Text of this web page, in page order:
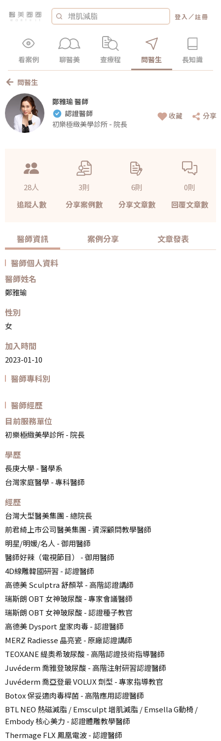
登入 ／註冊
看案例 聊醫美 查療程 問醫生 長知識
問醫生
鄭雅瑜 醫師
認證醫師
初樂極緻美學診所 - 院長
收藏 分享
28人
追蹤人數
3則
分享案例數
6則
分享文章數
0則
回覆文章數
醫師資訊 案例分享 文章發表
醫師個人資料
醫師姓名
鄭雅瑜
性別
女
加入時間
2023-01-10
醫師專科別
醫師經歷
目前服務單位
初樂極緻美學診所 - 院長
學歷
長庚大學 - 醫學系
台灣家庭醫學 - 專科醫師
經歷
台灣大型醫美集團 - 總院長
前君綺上市公司醫美集團 - 資深顧問教學醫師
明星/明媛/名人 - 御用醫師
醫師好辣（電視節目） - 御用醫師
4D線雕韓國研習 - 認證醫師
高德美 Sculptra 舒顏萃 - 高階認證講師
瑞斯朗 OBT 女神玻尿酸 - 專家會議醫師
瑞斯朗 OBT 女神玻尿酸 - 認證種子教官
高德美 Dysport 皇家肉毒 - 認證醫師
MERZ Radiesse 晶亮瓷 - 原廠認證講師
TEOXANE 緹奧希玻尿酸 - 高階認證技術指導醫師
Juvéderm 喬雅登玻尿酸 - 高階注射研習認證醫師
Juvéderm 喬亞登最 VOLUX 劑型 - 專家指導教官
Botox 保妥適肉毒桿菌 - 高階應用認證醫師
BTL NEO 熱磁減脂 / Emsculpt 增肌減脂 / Emsella G動椅 /
Embody 核心美力 - 認證體雕教學醫師
Thermage FLX 鳳凰電波 - 認證醫師